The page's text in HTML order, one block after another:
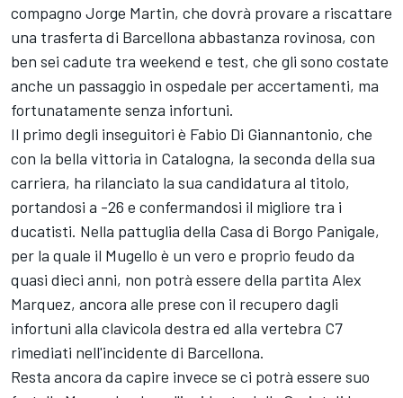
compagno Jorge Martin, che dovrà provare a riscattare
una trasferta di Barcellona abbastanza rovinosa, con
ben sei cadute tra weekend e test, che gli sono costate
anche un passaggio in ospedale per accertamenti, ma
fortunatamente senza infortuni.
Il primo degli inseguitori è Fabio Di Giannantonio, che
con la bella vittoria in Catalogna, la seconda della sua
carriera, ha rilanciato la sua candidatura al titolo,
portandosi a -26 e confermandosi il migliore tra i
ducatisti. Nella pattuglia della Casa di Borgo Panigale,
per la quale il Mugello è un vero e proprio feudo da
quasi dieci anni, non potrà essere della partita Alex
Marquez, ancora alle prese con il recupero dagli
infortuni alla clavicola destra ed alla vertebra C7
rimediati nell'incidente di Barcellona.
Resta ancora da capire invece se ci potrà essere suo